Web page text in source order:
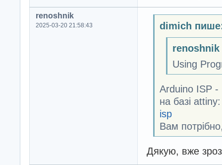
renoshnik
2025-03-20 21:58:43 dimich
Using
Arduino ISP -
на базі
isp
Вам
Дякую, вже